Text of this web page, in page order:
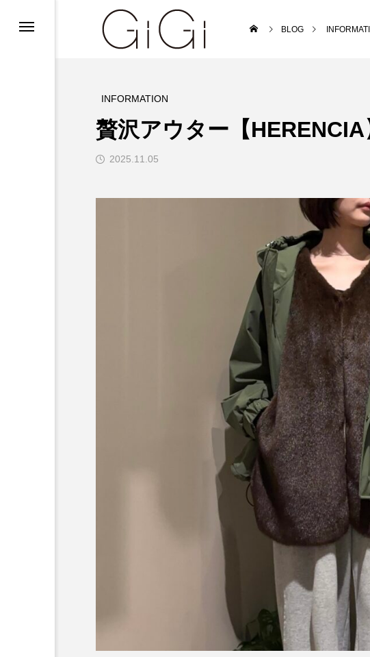
BLOG
INFORMATION
贅沢アウター【HERENCIA
2025.11.05
～今日から活躍する秋アイテム～【